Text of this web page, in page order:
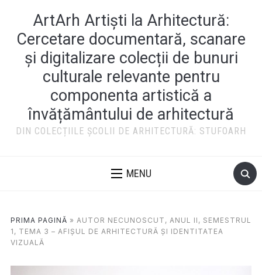
ArtArh Artiști la Arhitectură:
Cercetare documentară, scanare
și digitalizare colecții de bunuri
culturale relevante pentru
componenta artistică a
învățământului de arhitectură
DIN COLECȚIILE ȘCOLII DE ARHITECTURĂ: STUFOARH
MENU
PRIMA PAGINĂ » AUTOR NECUNOSCUT, ANUL II, SEMESTRUL
1, TEMA 3 – AFIȘUL DE ARHITECTURĂ ȘI IDENTITATEA
VIZUALĂ